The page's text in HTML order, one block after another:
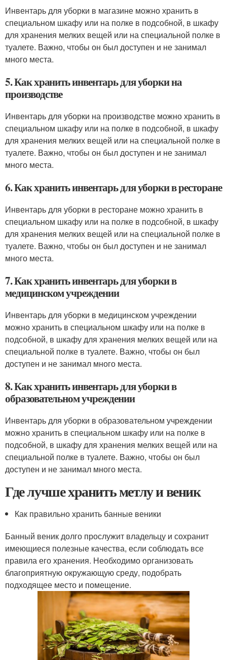
Инвентарь для уборки в магазине можно хранить в
специальном шкафу или на полке в подсобной, в шкафу
для хранения мелких вещей или на специальной полке в
туалете. Важно, чтобы он был доступен и не занимал
много места.
5. Как хранить инвентарь для уборки на
производстве
Инвентарь для уборки на производстве можно хранить в
специальном шкафу или на полке в подсобной, в шкафу
для хранения мелких вещей или на специальной полке в
туалете. Важно, чтобы он был доступен и не занимал
много места.
6. Как хранить инвентарь для уборки в ресторане
Инвентарь для уборки в ресторане можно хранить в
специальном шкафу или на полке в подсобной, в шкафу
для хранения мелких вещей или на специальной полке в
туалете. Важно, чтобы он был доступен и не занимал
много места.
7. Как хранить инвентарь для уборки в
медицинском учреждении
Инвентарь для уборки в медицинском учреждении
можно хранить в специальном шкафу или на полке в
подсобной, в шкафу для хранения мелких вещей или на
специальной полке в туалете. Важно, чтобы он был
доступен и не занимал много места.
8. Как хранить инвентарь для уборки в
образовательном учреждении
Инвентарь для уборки в образовательном учреждении
можно хранить в специальном шкафу или на полке в
подсобной, в шкафу для хранения мелких вещей или на
специальной полке в туалете. Важно, чтобы он был
доступен и не занимал много места.
Где лучше хранить метлу и веник
Как правильно хранить банные веники
Банный веник долго прослужит владельцу и сохранит
имеющиеся полезные качества, если соблюдать все
правила его хранения. Необходимо организовать
благоприятную окружающую среду, подобрать
подходящее место и помещение.